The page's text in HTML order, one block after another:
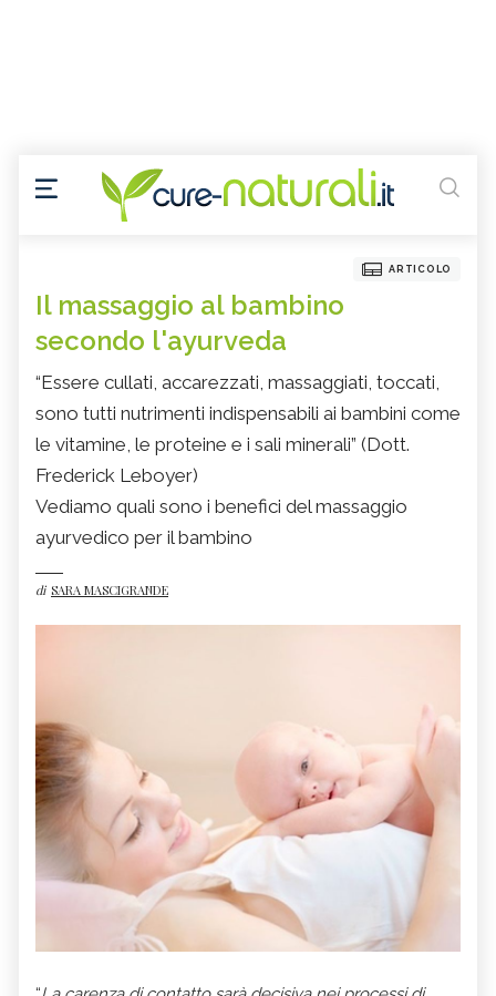
ARTICOLO
Il massaggio al bambino
secondo l'ayurveda
“Essere cullati, accarezzati, massaggiati, toccati,
sono tutti nutrimenti indispensabili ai bambini come
le vitamine, le proteine e i sali minerali” (Dott.
Frederick Leboyer)
Vediamo quali sono i benefici del massaggio
ayurvedico per il bambino
di SARA MASCIGRANDE